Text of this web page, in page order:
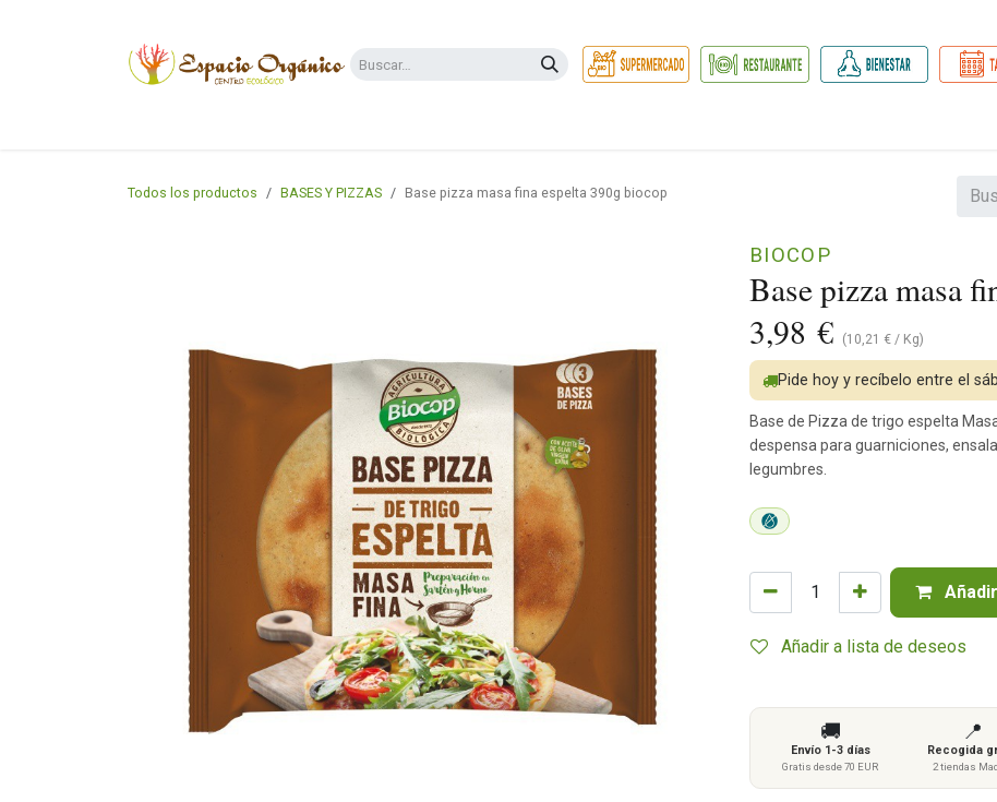
Todos los productos BASES Y PIZZAS Base pizza masa fina espelta 390g biocop
Base pizza masa
BIOCOP
3,98 € (10,21 € / Kg)
Añadir a lista de deseos
Pide hoy y recíbelo entre el
Base de Pizza de trigo espelta
despensa para guarniciones,
legumbres.
🚚
Envío 1-3 días
Gratis desde 70 EUR
📍
Recogida
2 tiendas